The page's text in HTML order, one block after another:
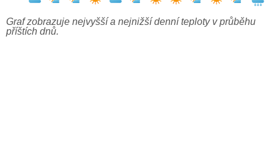
Graf zobrazuje nejvyšší a nejnižší denní teploty v průběhu
příštích dnů.